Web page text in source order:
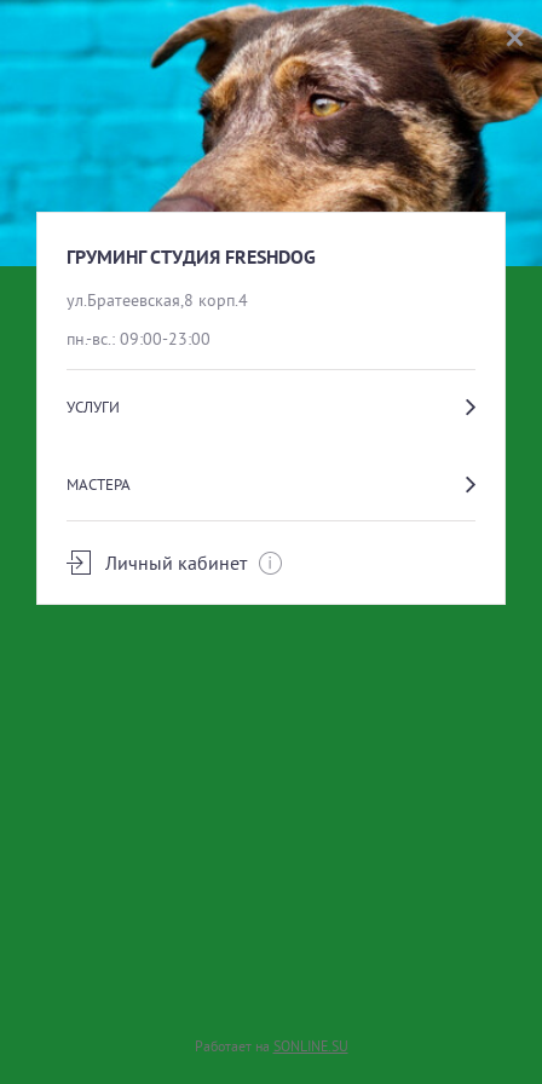
ГРУМИНГ СТУДИЯ FRESHDOG
ул.Братеевская,8 корп.4
пн.-вс.: 09:00-23:00
УСЛУГИ
МАСТЕРА
Личный кабинет
Работает на SONLINE.SU
ГРУМИНГ СТУДИЯ FRESHDOG
ВЫБОР УСЛУГИ
МАЛЕНЬКИЕ СОБАКИ
БОЛЬШИЕ СОБАКИ